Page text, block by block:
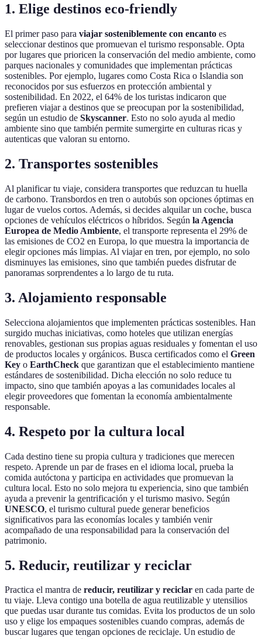
1. Elige destinos eco-friendly
El primer paso para viajar sosteniblemente con encanto es
seleccionar destinos que promuevan el turismo responsable. Opta
por lugares que prioricen la conservación del medio ambiente, como
parques nacionales y comunidades que implementan prácticas
sostenibles. Por ejemplo, lugares como Costa Rica o Islandia son
reconocidos por sus esfuerzos en protección ambiental y
sostenibilidad. En 2022, el 64% de los turistas indicaron que
prefieren viajar a destinos que se preocupan por la sostenibilidad,
según un estudio de Skyscanner. Esto no solo ayuda al medio
ambiente sino que también permite sumergirte en culturas ricas y
autenticas que valoran su entorno.
2. Transportes sostenibles
Al planificar tu viaje, considera transportes que reduzcan tu huella
de carbono. Transbordos en tren o autobús son opciones óptimas en
lugar de vuelos cortos. Además, si decides alquilar un coche, busca
opciones de vehículos eléctricos o híbridos. Según la Agencia
Europea de Medio Ambiente, el transporte representa el 29% de
las emisiones de CO2 en Europa, lo que muestra la importancia de
elegir opciones más limpias. Al viajar en tren, por ejemplo, no solo
disminuyes las emisiones, sino que también puedes disfrutar de
panoramas sorprendentes a lo largo de tu ruta.
3. Alojamiento responsable
Selecciona alojamientos que implementen prácticas sostenibles. Han
surgido muchas iniciativas, como hoteles que utilizan energías
renovables, gestionan sus propias aguas residuales y fomentan el uso
de productos locales y orgánicos. Busca certificados como el Green
Key o EarthCheck que garantizan que el establecimiento mantiene
estándares de sostenibilidad. Dicha elección no solo reduce tu
impacto, sino que también apoyas a las comunidades locales al
elegir proveedores que fomentan la economía ambientalmente
responsable.
4. Respeto por la cultura local
Cada destino tiene su propia cultura y tradiciones que merecen
respeto. Aprende un par de frases en el idioma local, prueba la
comida autóctona y participa en actividades que promuevan la
cultura local. Esto no solo mejora tu experiencia, sino que también
ayuda a prevenir la gentrificación y el turismo masivo. Según
UNESCO, el turismo cultural puede generar beneficios
significativos para las economías locales y también venir
acompañado de una responsabilidad para la conservación del
patrimonio.
5. Reducir, reutilizar y reciclar
Practica el mantra de reducir, reutilizar y reciclar en cada parte de
tu viaje. Lleva contigo una botella de agua reutilizable y utensilios
que puedas usar durante tus comidas. Evita los productos de un solo
uso y elige los empaques sostenibles cuando compras, además de
buscar lugares que tengan opciones de reciclaje. Un estudio de